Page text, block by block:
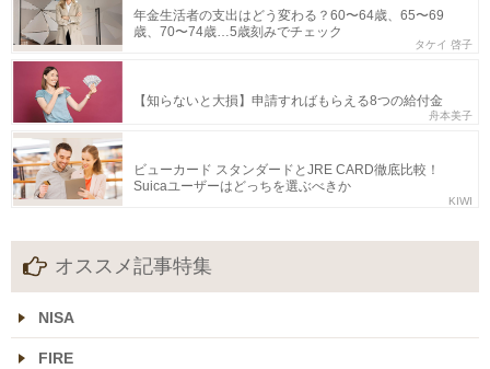
年金生活者の支出はどう変わる？60〜64歳、65〜69
歳、70〜74歳…5歳刻みでチェック
タケイ 啓子
【知らないと大損】申請すればもらえる8つの給付金
舟本美子
ビューカード スタンダードとJRE CARD徹底比較！
Suicaユーザーはどっちを選ぶべきか
KIWI
オススメ記事特集
NISA
FIRE